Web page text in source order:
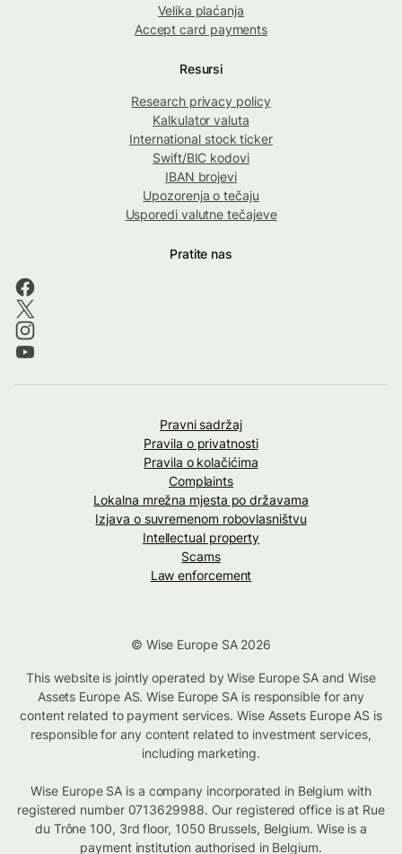
Velika plaćanja
Accept card payments
Resursi
Research privacy policy
Kalkulator valuta
International stock ticker
Swift/BIC kodovi
IBAN brojevi
Upozorenja o tečaju
Usporedi valutne tečajeve
Pratite nas
Pravni sadržaj
Pravila o privatnosti
Pravila o kolačićima
Complaints
Lokalna mrežna mjesta po državama
Izjava o suvremenom robovlasništvu
Intellectual property
Scams
Law enforcement
© Wise Europe SA 2026
This website is jointly operated by Wise Europe SA and Wise
Assets Europe AS. Wise Europe SA is responsible for any
content related to payment services. Wise Assets Europe AS is
responsible for any content related to investment services,
including marketing.
Wise Europe SA is a company incorporated in Belgium with
registered number 0713629988. Our registered office is at Rue
du Trône 100, 3rd floor, 1050 Brussels, Belgium. Wise is a
payment institution authorised in Belgium.